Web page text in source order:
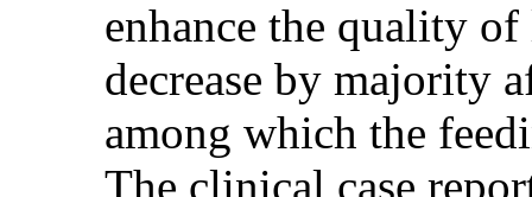
enhance the quality
decrease by majority
among which the
The clinical case